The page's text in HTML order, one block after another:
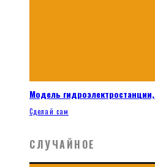
Модель
Сделай сам
СЛУЧАЙНОЕ